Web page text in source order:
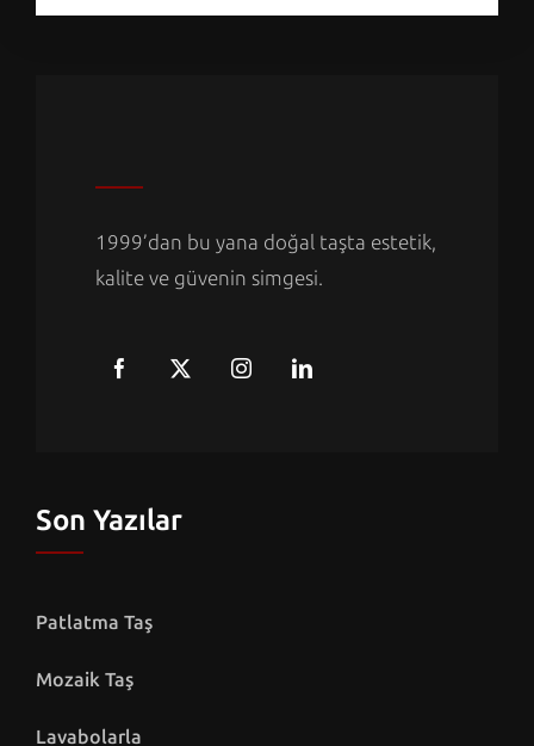
1999’dan bu yana doğal taşta estetik,
kalite ve güvenin simgesi.
Son Yazılar
Patlatma Taş
Mozaik Taş
Lavabolarla